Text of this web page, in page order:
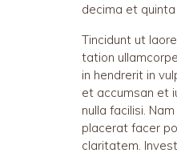
decima et
Tincidunt ut
tation
in hendrerit in
et accumsan et
nulla facilisi.
placerat facer
claritatem.